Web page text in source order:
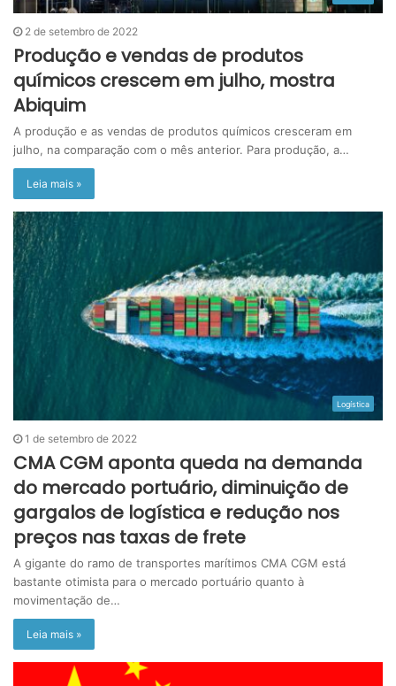
2 de setembro de 2022
Produção e vendas de produtos
químicos crescem em julho, mostra
Abiquim
A produção e as vendas de produtos químicos cresceram em
julho, na comparação com o mês anterior. Para produção, a…
Leia mais »
Logística
1 de setembro de 2022
CMA CGM aponta queda na demanda
do mercado portuário, diminuição de
gargalos de logística e redução nos
preços nas taxas de frete
A gigante do ramo de transportes marítimos CMA CGM está
bastante otimista para o mercado portuário quanto à
movimentação de…
Leia mais »